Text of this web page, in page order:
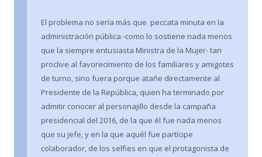
El problema no sería más que peccata minuta en la
administración pública -como lo sostiene nada menos
que la siempre entusiasta Ministra de la Mujer- tan
proclive al favorecimiento de los familiares y amigotes
de turno, sino fuera porque atañe directamente al
Presidente de la República, quien ha terminado por
admitir conocer al personajillo desde la campaña
presidencial del 2016, de la que él fue nada menos
que su jefe, y en la que aquél fue partícipe
colaborador, de los selfies en que el protagonista de